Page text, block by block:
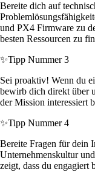
Bereite dich auf
und PX4 Firmware zu
besten Ressourcen zu
✨Tipp Nummer 3
Sei proaktiv! Wenn du
bewirb dich direkt über
der Mission interessiert
✨Tipp Nummer 4
Bereite Fragen für dein
Unternehmenskultur
zeigt, dass du engagiert